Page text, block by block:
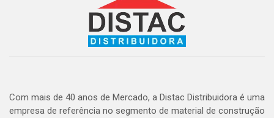
Com mais de 40 anos de Mercado, a Distac Distribuidora é uma
empresa de referência no segmento de material de construção